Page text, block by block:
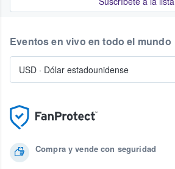
Compra y vende con seguridad
Eventos en vivo en todo el mundo
USD · Dólar estadounidense